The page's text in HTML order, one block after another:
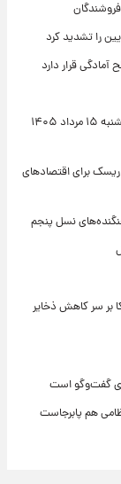
را تشدید کرد
قرار دارد
تغییر تند قیمت محصولات ایران‌خودرو و سایپا امروز پنجشنبه ۱۵ مرداد ۱۴۰۵
برای اقتصادهای
بر سر کاهش ذخایر
گفت‌وگو است
هم پابرجاست